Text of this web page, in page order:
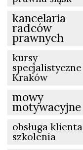
kancelaria
radców
prawnych
kursy
specjalistyczne
Kraków
mowy
motywacyjne
obsługa klienta
szkolenia